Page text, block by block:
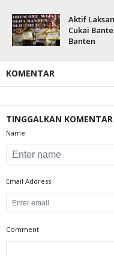
Aktif
Cukai
Banten
KOMENTAR
TINGGALKAN KOMENTAR
Name
Email Address
Comment